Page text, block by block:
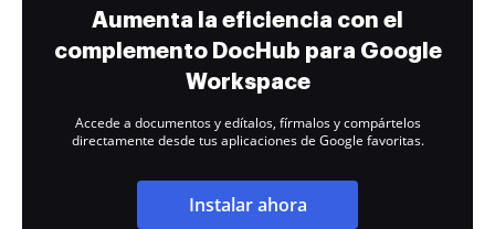
Aumenta la eficiencia con el
complemento DocHub para Google
Workspace
Accede a documentos y edítalos, fírmalos y compártelos
directamente desde tus aplicaciones de Google favoritas.
Instalar ahora